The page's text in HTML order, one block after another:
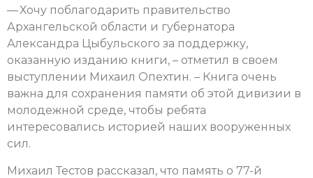
— Хочу поблагодарить правительство
Архангельской области и губернатора
Александра Цыбульского за поддержку,
оказанную изданию книги, – отметил в своем
выступлении Михаил Опехтин. – Книга очень
важна для сохранения памяти об этой дивизии в
молодежной среде, чтобы ребята
интересовались историей наших вооруженных
сил.
Михаил Тестов рассказал, что память о 77-й